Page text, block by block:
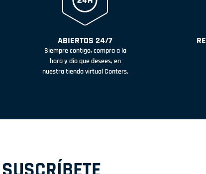
ABIERTOS 24/7
Siempre contigo, compra a la
hora y día que desees, en
nuestra tienda virtual Conters.